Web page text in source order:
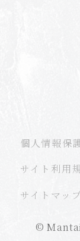
個人情報保
サイト利用
サイトマッ
©︎